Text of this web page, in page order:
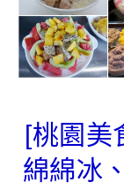
[桃園美
綿綿冰